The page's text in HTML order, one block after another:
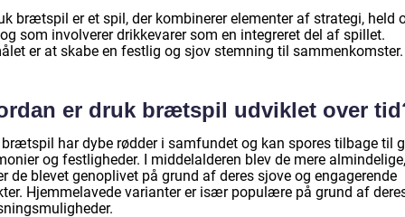
brætspil er et spil, der kombinerer elementer af strategi, held
som involverer drikkevarer som en integreret del af spillet.
er at skabe en festlig og sjov stemning til sammenkomster.
er druk brætspil udviklet over
har dybe rødder i samfundet og kan spores tilbage til
og festligheder. I middelalderen blev de mere
de blevet genoplivet på grund af deres sjove og engagerende
Hjemmelavede varianter er især populære på grund af